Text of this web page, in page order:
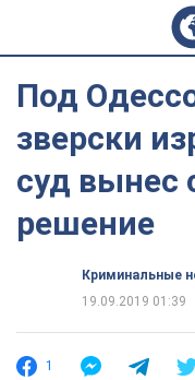
Под
зверски
суд вынес
решение
Криминальные
19.09.2019 01:39
1